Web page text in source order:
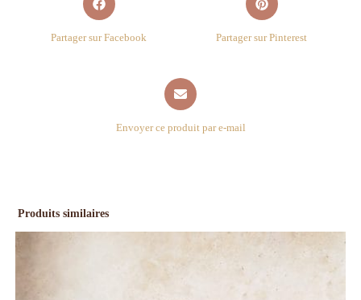
Partager sur Facebook Partager sur Pinterest
Envoyer ce produit par e-mail
Produits similaires